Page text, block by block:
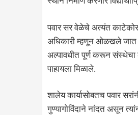
पवार सर वेळेचे अत्यंत
अधिकारी म्हणून ओळखले जात
अल्पावधीत पूर्ण करून संस्थेचा
पाहायला मिळाले.
शालेय कार्यासोबतच पवार
गुण्यागोविंदाने नांदत असून